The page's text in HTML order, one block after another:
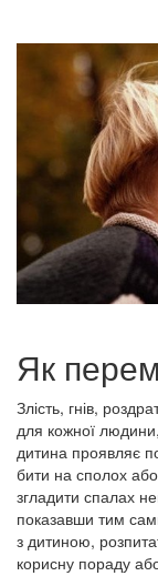
Як
Злість, гнів,
для кожної
дитина проявляє
бити на сполох
згладити спалах
показавши тим
з дитиною,
корисну пораду